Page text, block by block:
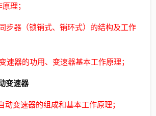
理；
步器（锁销式、销环式）的结构及工作
速器的功用、变速器基本工作原理；
变速器
动变速器的组成和基本工作原理；